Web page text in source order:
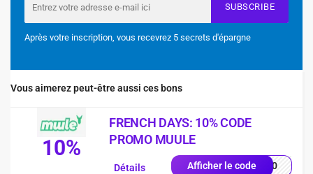
SUBSCRIBE
Après votre inscription, vous recevrez 5 secrets d'épargne
Vous aimerez peut-être aussi ces bons
10%
FRENCH DAYS: 10% CODE
PROMO MUULE
Afficher le codeCH10
Détails